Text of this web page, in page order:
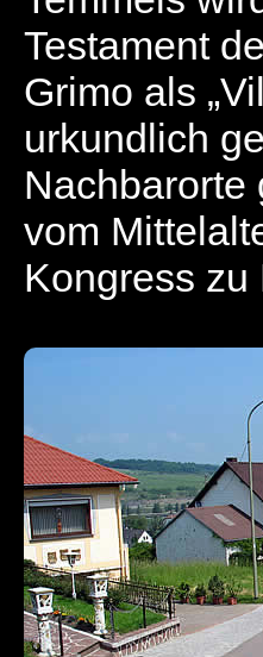
Testament
Grimo als
urkundlich
Nachbarorte
vom
Kongress zu